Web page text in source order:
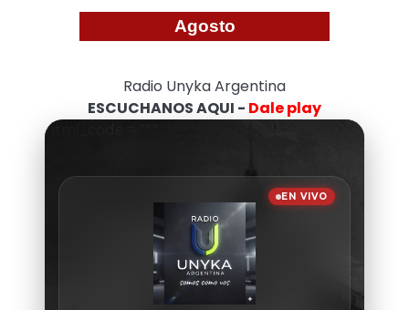
Agosto
Radio Unyka Argentina
ESCUCHANOS AQUI - Dale play